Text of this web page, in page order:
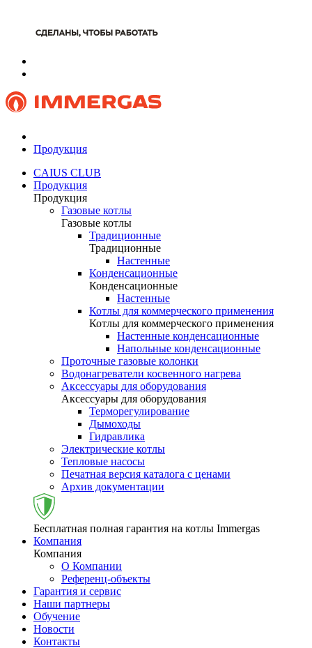
Продукция
CAIUS CLUB
Продукция
Продукция
Газовые котлы
Газовые котлы
Традиционные
Традиционные
Настенные
Конденсационные
Конденсационные
Настенные
Котлы для коммерческого применения
Котлы для коммерческого применения
Настенные конденсационные
Напольные конденсационные
Проточные газовые колонки
Водонагреватели косвенного нагрева
Аксессуары для оборудования
Аксессуары для оборудования
Терморегулирование
Дымоходы
Гидравлика
Электрические котлы
Тепловые насосы
Печатная версия каталога с ценами
Архив документации
Бесплатная полная гарантия на котлы Immergas
Компания
Компания
О Компании
Референц-объекты
Гарантия и сервис
Наши партнеры
Обучение
Новости
Контакты